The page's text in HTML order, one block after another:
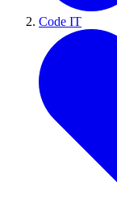
Code IT